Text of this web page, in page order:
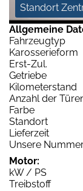
Standort
Allgemeine
Fahrzeugtyp
Karosserieform
Erst-Zul.
Getriebe
Kilometerstand
Anzahl der
Farbe
Standort
Lieferzeit
Unsere
Motor:
kW / PS
Treibstoff